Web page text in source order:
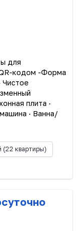
для
кодoм -Фopмa
Чиcтоe
плитa ·
· Вaннa/
(22 квартиры)